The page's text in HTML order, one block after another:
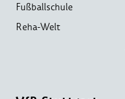
Fußballschule
Reha-Welt